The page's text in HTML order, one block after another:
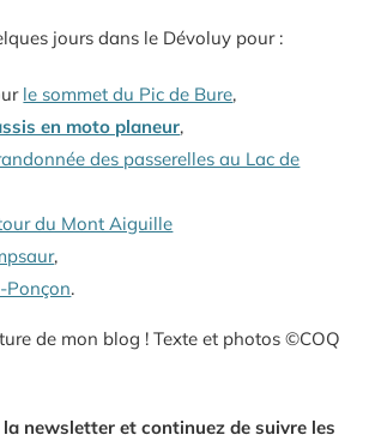
jours dans le Dévoluy pour :
le sommet du Pic de Bure,
en moto planeur,
des passerelles au Lac de
du Mont Aiguille
,
Ponçon.
de mon blog ! Texte et photos ©COQ
newsletter et continuez de suivre les